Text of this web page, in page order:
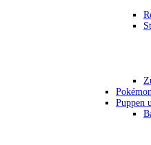
Pokémon
Puppen